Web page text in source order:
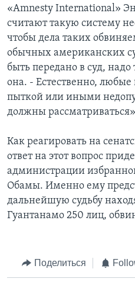
«Amnesty International»
считают такую систему
чтобы дела таких
обычных американских
быть передано в суд, надо
она. - Естественно,
пыткой или иными
должны
Как реагировать на
ответ на этот вопрос
администрации
Обамы. Именно ему
дальнейшую судьбу
Гуантанамо 250 лиц,
Поделиться